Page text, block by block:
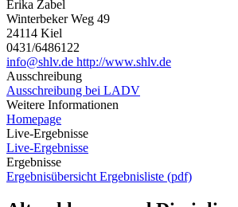
Erika Zabel
Winterbeker Weg 49
24114 Kiel
0431/6486122
info@shlv.de http://www.shlv.de
Ausschreibung
Ausschreibung bei LADV
Weitere Informationen
Homepage
Live-Ergebnisse
Live-Ergebnisse
Ergebnisse
Ergebnisübersicht Ergebnisliste (pdf)